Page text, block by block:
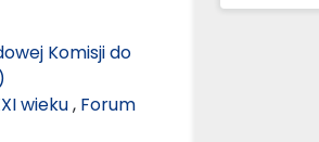
Komisji do
wieku, Forum